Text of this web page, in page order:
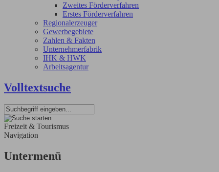
Zweites Förderverfahren
Erstes Förderverfahren
Regionalerzeuger
Gewerbegebiete
Zahlen & Fakten
Unternehmerfabrik
IHK & HWK
Arbeitsagentur
Volltextsuche
Freizeit & Tourismus
Navigation
Untermenü